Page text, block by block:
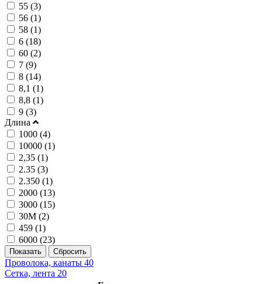
55 (3)
56 (1)
58 (1)
6 (18)
60 (2)
7 (9)
8 (14)
8,1 (1)
8,8 (1)
9 (3)
Длина
1000 (4)
10000 (1)
2,35 (1)
2.35 (3)
2.350 (1)
2000 (13)
3000 (15)
30М (2)
459 (1)
6000 (23)
Проволока, канаты 40
Сетка, лента 20